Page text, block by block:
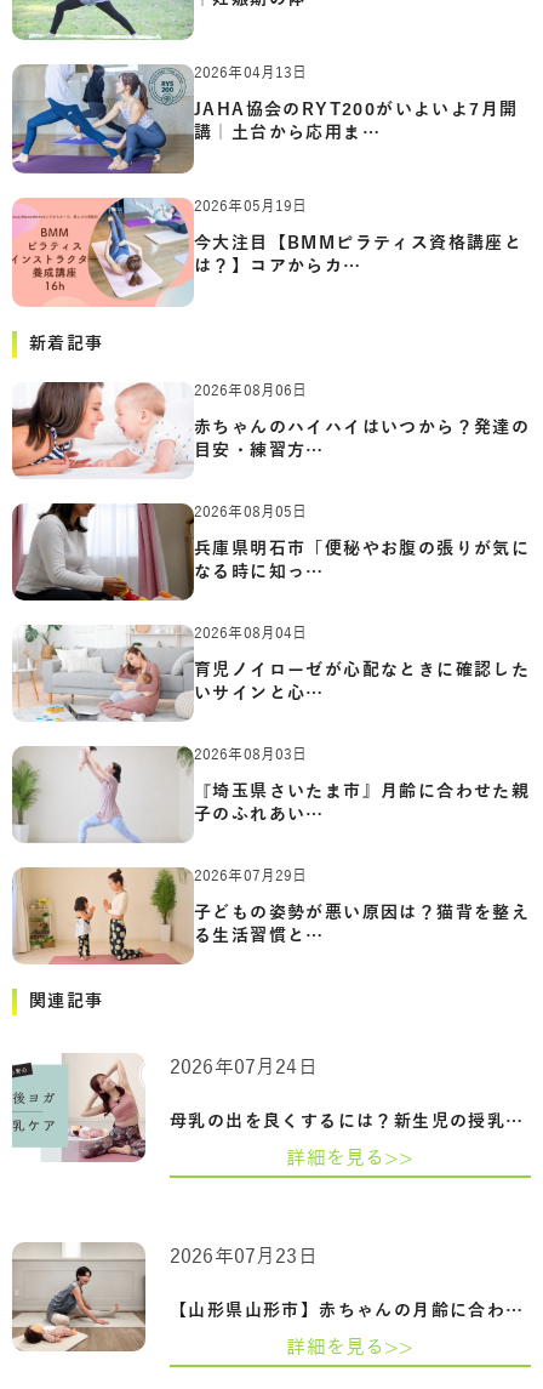
2026年04月13日
JAHA協会のRYT200がいよいよ7月開
講｜土台から応用ま…
2026年05月19日
今大注目【BMMピラティス資格講座と
は？】コアからカ…
新着記事
2026年08月06日
赤ちゃんのハイハイはいつから？発達の
目安・練習方…
2026年08月05日
兵庫県明石市「便秘やお腹の張りが気に
なる時に知っ…
2026年08月04日
育児ノイローゼが心配なときに確認した
いサインと心…
2026年08月03日
『埼玉県さいたま市』月齢に合わせた親
子のふれあい…
2026年07月29日
子どもの姿勢が悪い原因は？猫背を整え
る生活習慣と…
関連記事
母乳の出を良くするには？新生児の授乳回…
2026年07月24日
詳細を見る>>
【山形県山形市】赤ちゃんの月齢に合わせ…
2026年07月23日
詳細を見る>>